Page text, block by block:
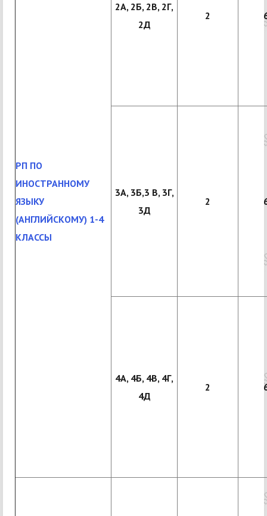
РП ПО
ИНОСТРАННОМУ
ЯЗЫКУ
(АНГЛИЙСКОМУ) 1-4
КЛАССЫ
2А, 2Б, 2В, 2Г,
2Д
2
3А, 3Б,3 В, 3Г,
3Д
2
4А, 4Б, 4В, 4Г,
4Д
2